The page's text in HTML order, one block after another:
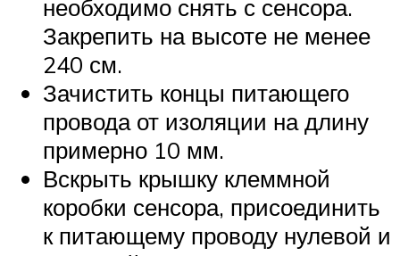
необходимо снять с сенсора.
Закрепить на высоте не менее
240 см.
Зачистить концы питающего
провода от изоляции на длину
примерно 10 мм.
Вскрыть крышку клеммной
коробки сенсора, присоединить
к питающему проводу нулевой и